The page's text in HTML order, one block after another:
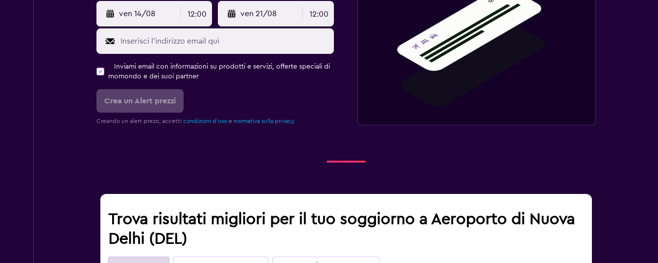
ven 14/08 12:00 ven 21/08 12:00
Inviami email con informazioni su prodotti e servizi, offerte speciali di
momondo e dei suoi partner
Crea un Alert prezzi
Creando un alert prezzi, accetti condizioni d'usoe normativa sulla privacy.
Trova risultati migliori per il tuo soggiorno a Aeroporto di Nuova
Delhi (DEL)